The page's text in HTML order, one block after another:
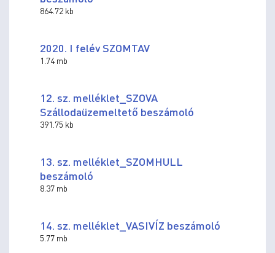
864.72 kb
2020. I felév SZOMTAV
1.74 mb
12. sz. melléklet_SZOVA
Szállodaüzemeltető beszámoló
391.75 kb
13. sz. melléklet_SZOMHULL
beszámoló
8.37 mb
14. sz. melléklet_VASIVÍZ beszámoló
5.77 mb